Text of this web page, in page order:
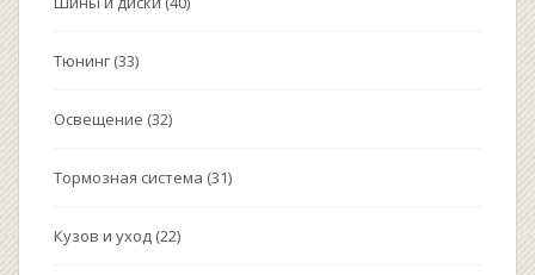
Тюнинг (33)
Освещение (32)
Тормозная система (31)
Кузов и уход (22)